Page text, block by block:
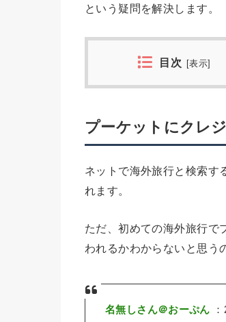
という疑問を解決します。
目次 [表示]
プーケットにクレ
ネットで海外旅行と検索す
れます。
ただ、初めての海外旅行で
われるかわからないと思う
名無しさん＠おーぷん